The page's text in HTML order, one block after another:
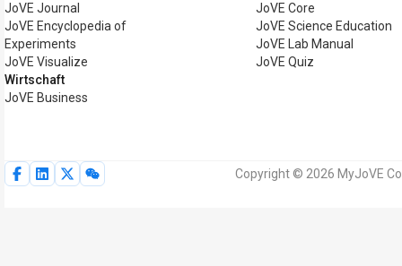
JoVE Journal
JoVE Encyclopedia of
Experiments
JoVE Visualize
Wirtschaft
JoVE Business
JoVE Core
JoVE Science Education
JoVE Lab Manual
JoVE Quiz
Copyright © 2026 MyJoVE